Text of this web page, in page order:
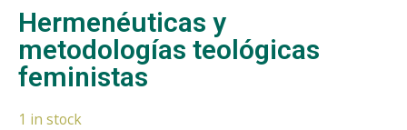
Hermenéuticas y
metodologías teológicas
feministas
1 in stock